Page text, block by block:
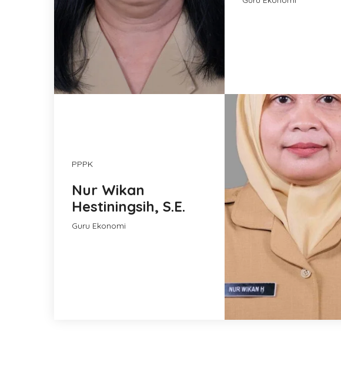
PPPK
Nur Wikan
Hestiningsih, S.E.
Guru Ekonomi